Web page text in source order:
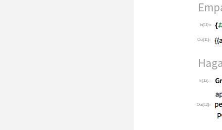
In[11]:=
Out[11]=
In[12]:=
Out[12]=